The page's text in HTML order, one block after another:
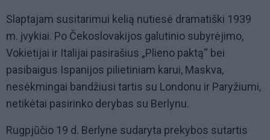
Slaptajam susitarimui kelią nutiesė dramatiški 1939
m. įvykiai. Po Čekoslovakijos galutinio subyrėjimo,
Vokietijai ir Italijai pasirašius „Plieno paktą“ bei
pasibaigus Ispanijos pilietiniam karui, Maskva,
nesėkmingai bandžiusi tartis su Londonu ir Paryžiumi,
netikėtai pasirinko derybas su Berlynu.
Rugpjūčio 19 d. Berlyne sudaryta prekybos sutartis